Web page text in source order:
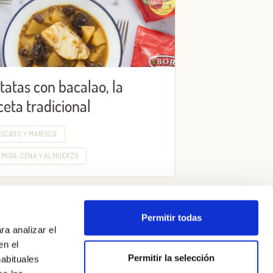
analizar el
el
Permitir todas
Permitir la selección
con bacalao, la
tradicional
Y MARISCO
CENA Y ALMUERZO